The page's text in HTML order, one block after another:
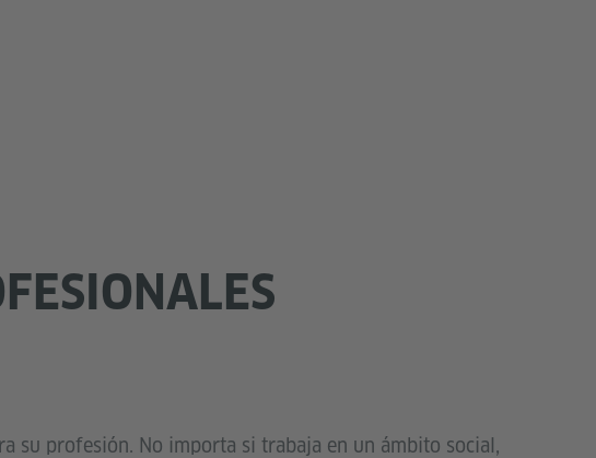
su profesión. No importa si trabaja en un ámbito social,